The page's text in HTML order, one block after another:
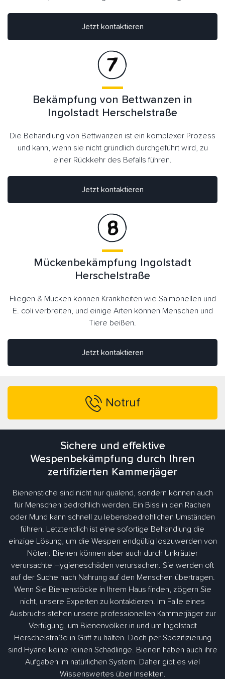
Jetzt kontaktieren
Bekämpfung von Bettwanzen in
Ingolstadt Herschelstraße
Die Behandlung von Bettwanzen ist ein komplexer Prozess
und kann, wenn sie nicht gründlich durchgeführt wird, zu
einer Rückkehr des Befalls führen.
Jetzt kontaktieren
Jetzt kontaktieren
Mückenbekämpfung Ingolstadt
Herschelstraße
Fliegen & Mücken können Krankheiten wie Salmonellen und
E. coli verbreiten, und einige Arten können Menschen und
Tiere beißen.
Notruf
Sichere und effektive
Wespenbekämpfung durch Ihren
zertifizierten Kammerjäger
Bienenstiche sind nicht nur quälend, sondern können auch
für Menschen bedrohlich werden. Ein Biss in den Rachen
oder Mund kann schnell zu lebensbedrohlichen Umständen
führen. Letztendlich ist eine sofortige Behandlung die
einzige Lösung, um die Wespen endgültig loszuwerden von
Nöten. Bienen können aber auch durch Unkräuter
verursachte Hygieneschäden verursachen. Sie werden oft
auf der Suche nach Nahrung auf den Menschen übertragen.
Wenn Sie Bienenstöcke in Ihrem Haus finden, zögern Sie
nicht, unsere Experten zu kontaktieren. Im Falle eines
Ausbruchs stehen unsere professionellen Kammerjäger zur
Verfügung, um Bienenvölker in und um Ingolstadt
Herschelstraße in Griff zu halten. Doch per Spezifizierung
sind Hyäne keine reinen Schädlinge. Bienen haben auch ihre
Aufgaben im natürlichen System. Daher gibt es viel
Wissenswertes über Insekten.